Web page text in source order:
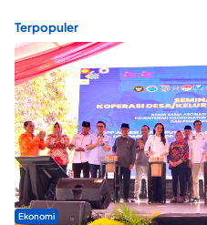
Terpopuler
Ekonomi